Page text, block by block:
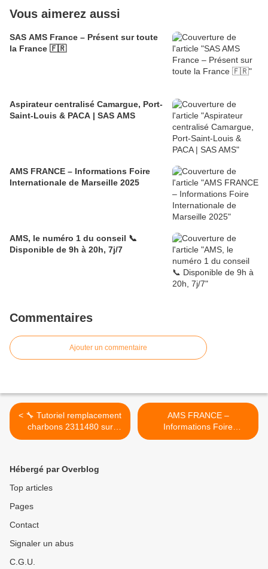
Vous aimerez aussi
SAS AMS France – Présent sur toute
la France 🇫🇷
Aspirateur centralisé Camargue, Port-
Saint-Louis & PACA | SAS AMS
AMS FRANCE – Informations Foire
Internationale de Marseille 2025
AMS, le numéro 1 du conseil 📞
Disponible de 9h à 20h, 7j/7
Commentaires
Ajouter un commentaire
< 🔧 Tutoriel remplacement
charbons 2311480 sur
moteur AMETEK (exemple
AMS FRANCE –
Informations Foire
Internationale de Marseille
Hébergé par Overblog
Top articles
Pages
Contact
Signaler un abus
C.G.U.